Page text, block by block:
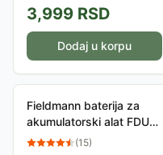
3,999 RSD
Dodaj u korpu
Fieldmann baterija za
akumulatorski alat FDUZ
79040 20V Li-Ion
(15)